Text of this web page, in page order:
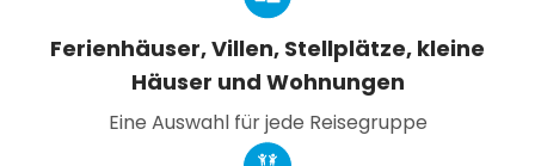
Ferienhäuser, Villen, Stellplätze, kleine
Häuser und Wohnungen
Eine Auswahl für jede Reisegruppe